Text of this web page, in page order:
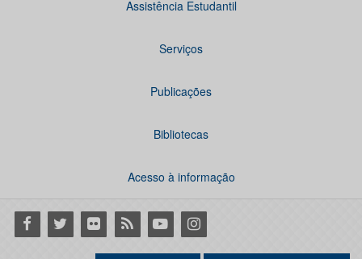
Assistência Estudantil
Serviços
Publicações
Bibliotecas
Acesso à informação
Facebook
Twitter Flickr RSS YoutubeInstagram